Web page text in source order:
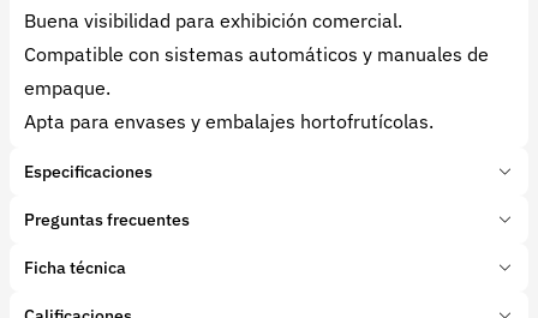
Buena visibilidad para exhibición comercial.
Compatible con sistemas automáticos y manuales de
empaque.
Apta para envases y embalajes hortofrutícolas.
Especificaciones
Marca: Sorma Group
Tipo de producto:
Preguntas frecuentes
¿Qué es la malla tejida?
Lamalla tejida
Ficha técnica